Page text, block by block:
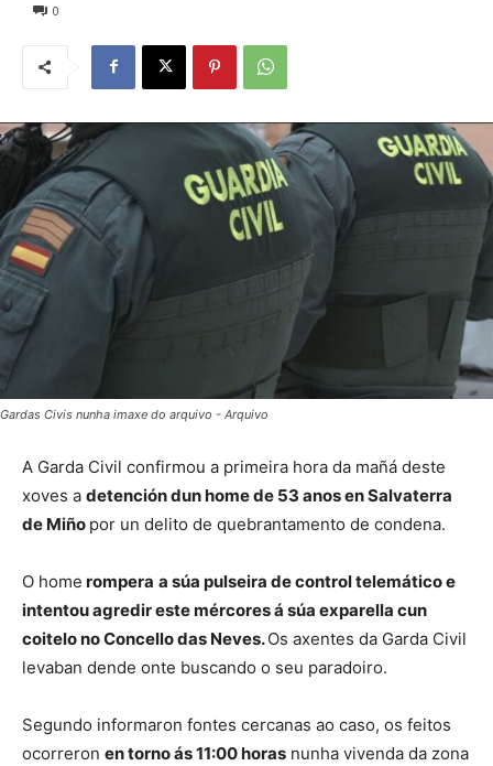
0
Gardas Civis nunha imaxe do arquivo - Arquivo
A Garda Civil confirmou a primeira hora da mañá deste
xoves a detención dun home de 53 anos en Salvaterra
de Miño por un delito de quebrantamento de condena.
O home rompera a súa pulseira de control telemático e
intentou agredir este mércores á súa exparella cun
coitelo no Concello das Neves.Os axentes da Garda Civil
levaban dende onte buscando o seu paradoiro.
Segundo informaron fontes cercanas ao caso, os feitos
ocorreron en torno ás 11:00 horas nunha vivenda da zona